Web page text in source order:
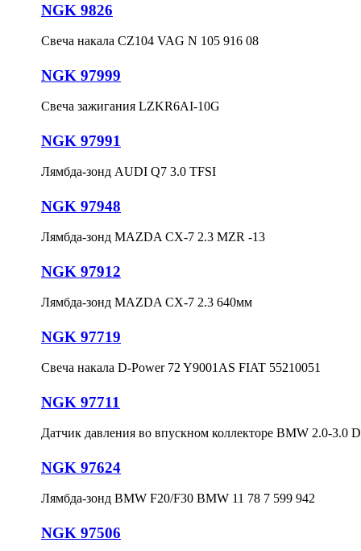
NGK 9826
Свеча накала CZ104 VAG N 105 916 08
NGK 97999
Свеча зажигания LZKR6AI-10G
NGK 97991
Лямбда-зонд AUDI Q7 3.0 TFSI
NGK 97948
Лямбда-зонд MAZDA CX-7 2.3 MZR -13
NGK 97912
Лямбда-зонд MAZDA CX-7 2.3 640мм
NGK 97719
Свеча накала D-Power 72 Y9001AS FIAT 55210051
NGK 97711
Датчик давления во впускном коллекторе BMW 2.0-3.0
NGK 97624
Лямбда-зонд BMW F20/F30 BMW 11 78 7 599 942
NGK 97506